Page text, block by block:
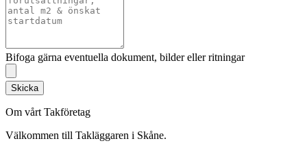
Bifoga gärna eventuella dokument, bilder eller ritningar
Skicka
Om vårt Takföretag
Välkommen till Takläggaren i Skåne.